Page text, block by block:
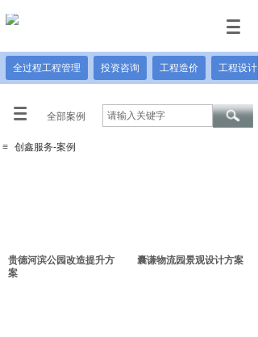
全过程工程管理 投资咨询 工程造价 工程设计
全部案例
≡ 创鑫服务-案例
贵德河滨公园改造提升方
案
囊谦物流园景观设计方案